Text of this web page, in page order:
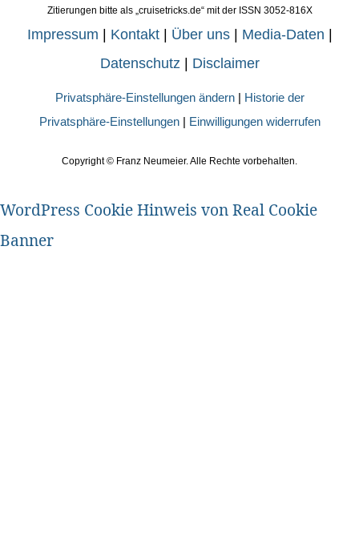
Zitierungen bitte als „cruisetricks.de“ mit der ISSN 3052-816X
Impressum | Kontakt| Über uns| Media-Daten |
Datenschutz | Disclaimer
Privatsphäre-Einstellungen ändern| Historie der
Privatsphäre-Einstellungen| Einwilligungen widerrufen
Copyright © Franz Neumeier. Alle Rechte vorbehalten.
WordPress Cookie Hinweis von Real Cookie
Banner